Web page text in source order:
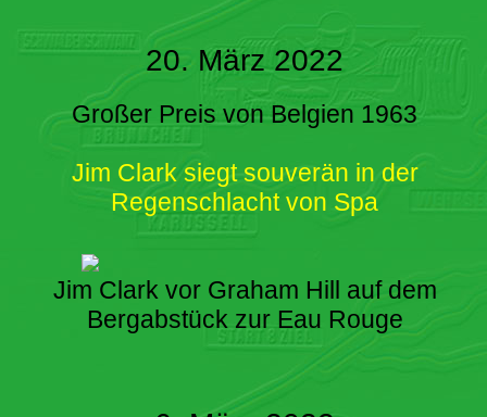
20. März 2022
Großer Preis von Belgien 1963
Jim Clark siegt souverän in der
Regenschlacht von Spa
Jim Clark vor Graham Hill auf dem
Bergabstück zur Eau Rouge